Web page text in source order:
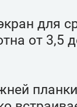
для
от 3,5